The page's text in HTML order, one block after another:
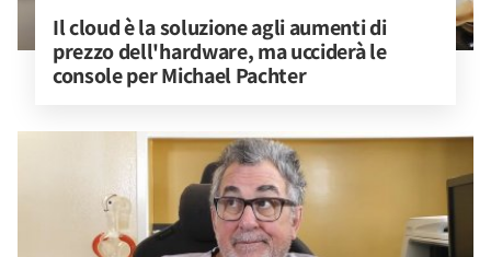
Il cloud è la soluzione agli aumenti di
prezzo dell'hardware, ma ucciderà le
console per Michael Pachter